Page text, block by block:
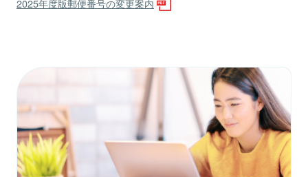
2025年度版郵便番号の変更案内